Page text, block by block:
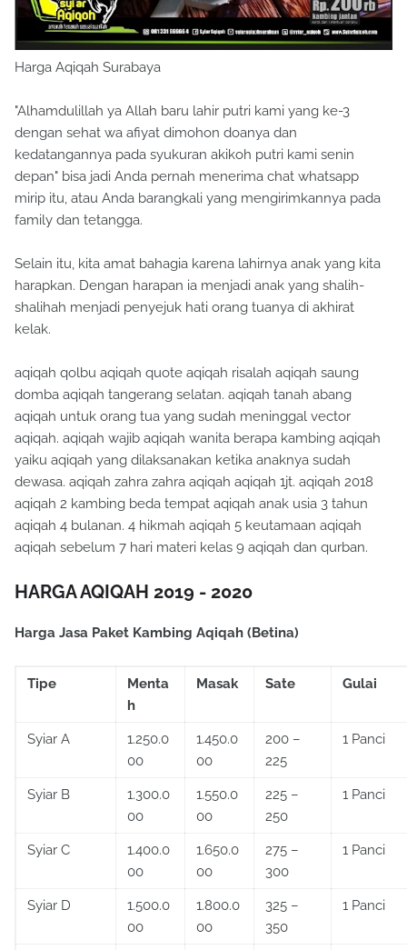
Harga Aqiqah Surabaya
"Alhamdulillah ya Allah baru lahir putri kami yang ke-3
dengan sehat wa afiyat dimohon doanya dan
kedatangannya pada syukuran akikoh putri kami senin
depan" bisa jadi Anda pernah menerima chat whatsapp
mirip itu, atau Anda barangkali yang mengirimkannya pada
family dan tetangga.
Selain itu, kita amat bahagia karena lahirnya anak yang kita
harapkan. Dengan harapan ia menjadi anak yang shalih-
shalihah menjadi penyejuk hati orang tuanya di akhirat
kelak.
aqiqah qolbu aqiqah quote aqiqah risalah aqiqah saung
domba aqiqah tangerang selatan. aqiqah tanah abang
aqiqah untuk orang tua yang sudah meninggal vector
aqiqah. aqiqah wajib aqiqah wanita berapa kambing aqiqah
yaiku aqiqah yang dilaksanakan ketika anaknya sudah
dewasa. aqiqah zahra zahra aqiqah aqiqah 1jt. aqiqah 2018
aqiqah 2 kambing beda tempat aqiqah anak usia 3 tahun
aqiqah 4 bulanan. 4 hikmah aqiqah 5 keutamaan aqiqah
aqiqah sebelum 7 hari materi kelas 9 aqiqah dan qurban.
HARGA AQIQAH 2019 - 2020
Harga Jasa Paket Kambing Aqiqah (Betina)
Tipe
Menta
h
Masak Sate Gulai
Syiar A
1.250.0
00
1.450.0
00
200 –
225
1 Panci
Syiar B
1.300.0
00
1.550.0
00
225 –
250
1 Panci
Syiar C
1.400.0
00
1.650.0
00
275 –
300
1 Panci
Syiar D
1.500.0
00
1.800.0
00
325 –
350
1 Panci